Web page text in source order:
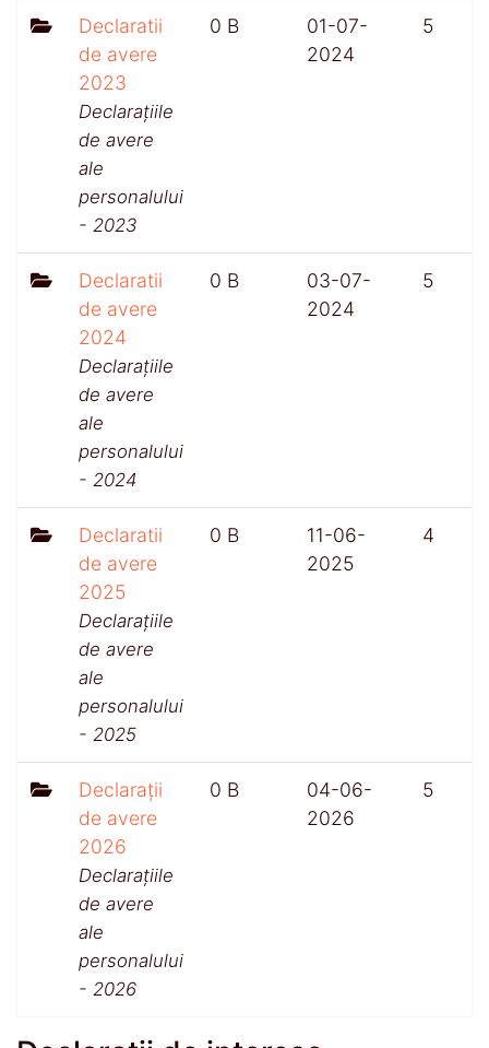
Declaratii
de avere
2023
Declarațiile
de avere
ale
personalului
- 2023
0 B
01-07-
2024
5
Declaratii
de avere
2024
Declarațiile
de avere
ale
personalului
- 2024
0 B
03-07-
2024
5
Declaratii
de avere
2025
Declarațiile
de avere
ale
personalului
- 2025
0 B
11-06-
2025
4
Declarații
de avere
2026
Declarațiile
de avere
ale
personalului
- 2026
0 B
04-06-
2026
5